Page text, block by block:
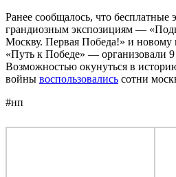
Ранее сообщалось, что бесплатные
грандиозным экспозициям —
Москву. Первая Победа!» и новому
«Путь к Победе» — организовали
Возможностью окунуться в
войны воспользовались сотни
#нп